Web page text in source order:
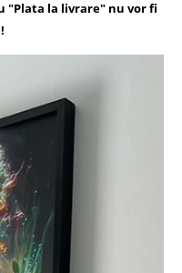
"Plata la livrare" nu vor fi